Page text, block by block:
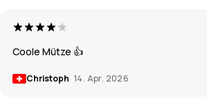
Coole Mütze 👍
Christoph 14. Apr. 2026